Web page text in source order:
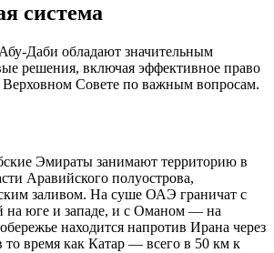
система
Даби обладают значительным
решения, включая эффективное право
Верховном Совете по важным вопросам.
Эмираты занимают территорию в
Аравийского полуострова,
заливом. На суше ОАЭ граничат с
на юге и западе, и с Оманом — на
находится напротив Ирана через
то время как Катар — всего в 50 км к